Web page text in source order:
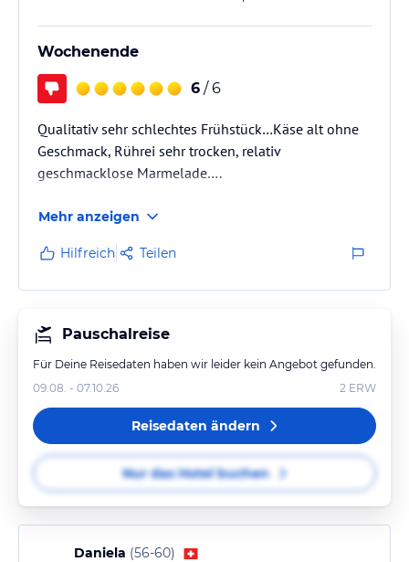
Wochenende
6 / 6
Qualitativ sehr schlechtes Frühstück…Käse alt ohne
Geschmack, Rührei sehr trocken, relativ
geschmacklose Marmelade….
Mehr anzeigen
Hilfreich Teilen
Pauschalreise
Für Deine Reisedaten haben wir leider kein Angebot gefunden.
09.08. - 07.10.26
2 ERW
Reisedaten ändern
Nur das Hotel buchen
Daniela (56-60)